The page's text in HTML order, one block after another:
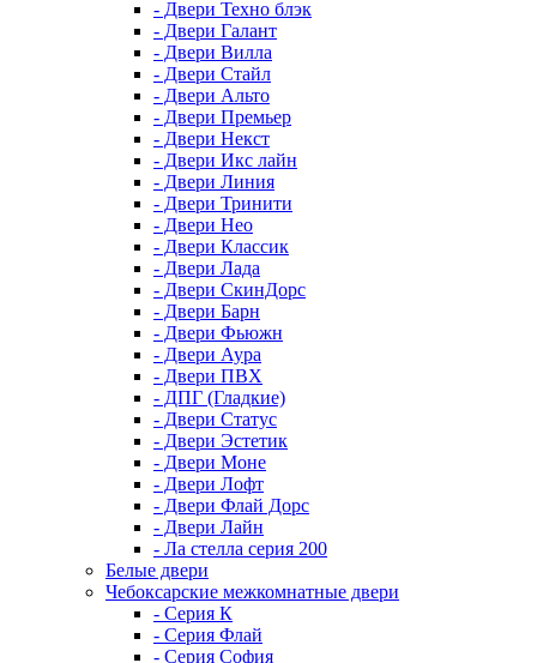
- Двери Техно блэк
- Двери Галант
- Двери Вилла
- Двери Стайл
- Двери Альто
- Двери Премьер
- Двери Некст
- Двери Икс лайн
- Двери Линия
- Двери Тринити
- Двери Нео
- Двери Классик
- Двери Лада
- Двери СкинДорс
- Двери Барн
- Двери Фьюжн
- Двери Аура
- Двери ПВХ
- ДПГ (Гладкие)
- Двери Статус
- Двери Эстетик
- Двери Моне
- Двери Лофт
- Двери Флай Дорс
- Двери Лайн
- Ла стелла серия 200
Белые двери
Чебоксарские межкомнатные двери
- Серия К
- Серия Флай
- Серия София